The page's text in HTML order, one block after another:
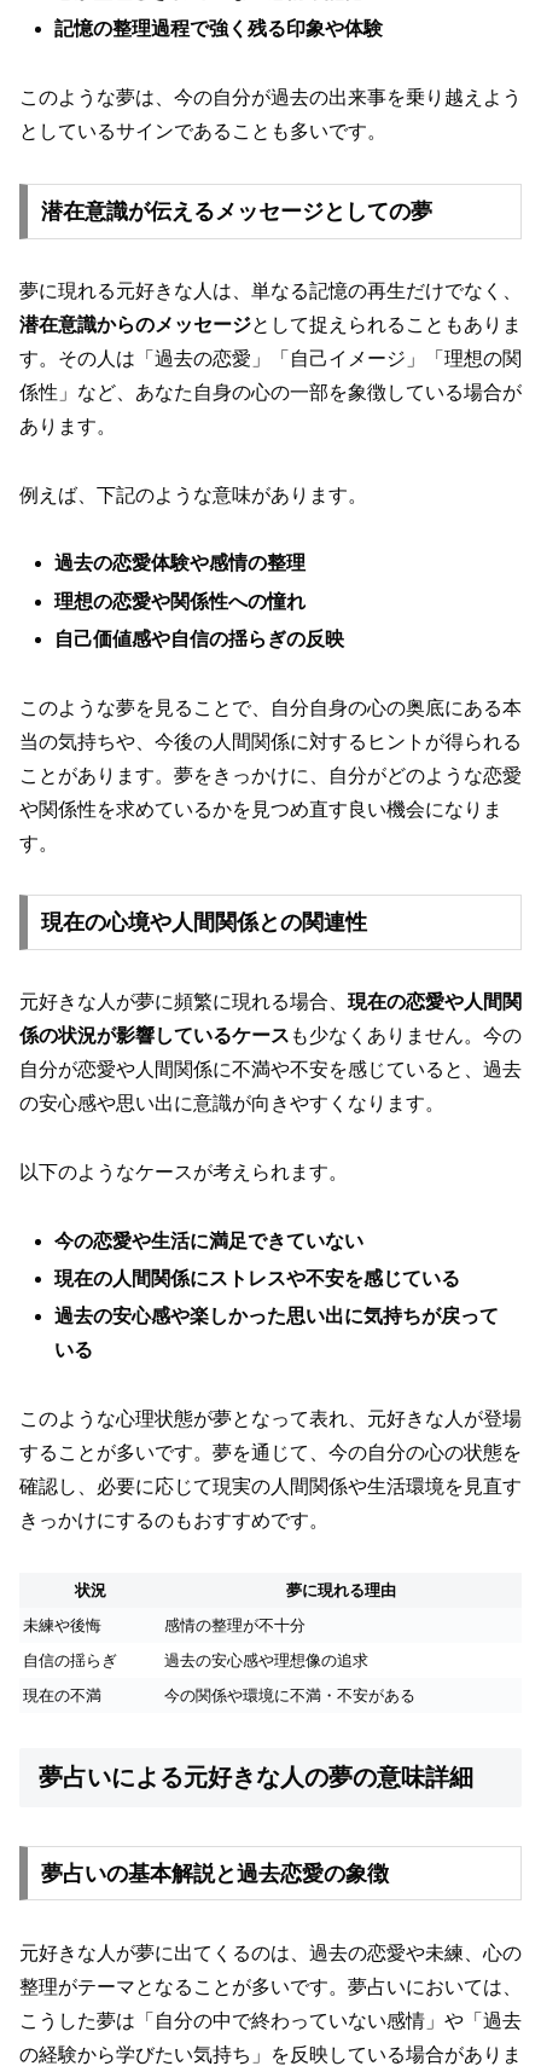
記憶の整理過程で強く残る印象や体験
このような夢は、今の自分が過去の出来事を乗り越えよう
としているサインであることも多いです。
潜在意識が伝えるメッセージとしての夢
夢に現れる元好きな人は、単なる記憶の再生だけでなく、
潜在意識からのメッセージとして捉えられることもありま
す。その人は「過去の恋愛」「自己イメージ」「理想の関
係性」など、あなた自身の心の一部を象徴している場合が
あります。
例えば、下記のような意味があります。
過去の恋愛体験や感情の整理
理想の恋愛や関係性への憧れ
自己価値感や自信の揺らぎの反映
このような夢を見ることで、自分自身の心の奥底にある本
当の気持ちや、今後の人間関係に対するヒントが得られる
ことがあります。夢をきっかけに、自分がどのような恋愛
や関係性を求めているかを見つめ直す良い機会になりま
す。
現在の心境や人間関係との関連性
元好きな人が夢に頻繁に現れる場合、 現在の恋愛や人間関
係の状況が影響しているケース も少なくありません。今の
自分が恋愛や人間関係に不満や不安を感じていると、過去
の安心感や思い出に意識が向きやすくなります。
以下のようなケースが考えられます。
今の恋愛や生活に満足できていない
現在の人間関係にストレスや不安を感じている
過去の安心感や楽しかった思い出に気持ちが戻って
いる
このような心理状態が夢となって表れ、元好きな人が登場
することが多いです。夢を通じて、今の自分の心の状態を
確認し、必要に応じて現実の人間関係や生活環境を見直す
きっかけにするのもおすすめです。
状況
夢に現れる理由
未練や後悔
感情の整理が不十分
自信の揺らぎ
過去の安心感や理想像の追求
現在の不満
今の関係や環境に不満・不安がある
夢占いによる元好きな人の夢の意味詳細
夢占いの基本解説と過去恋愛の象徴
元好きな人が夢に出てくるのは、過去の恋愛や未練、心の
整理がテーマとなることが多いです。夢占いにおいては、
こうした夢は「自分の中で終わっていない感情」や「過去
の経験から学びたい気持ち」を反映している場合がありま